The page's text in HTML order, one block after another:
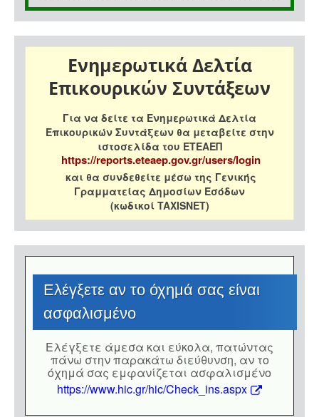
Ενημερωτικά Δελτία
Επικουρικών Συντάξεων
Για να δείτε τα Ενημερωτικά Δελτία
Επικουρικών Συντάξεων θα μεταβείτε στην
ιστοσελίδα του ΕΤΕΑΕΠ
https://reports.eteaep.gov.gr/users/login
και θα συνδεθείτε μέσω της Γενικής
Γραμματείας Δημοσίων Εσόδων
(κωδικοί TAXISNET)
Eλέγξετε αν το όχημά σας είναι
ασφαλισμένο
Eλέγξετε άμεσα και εύκολα, πατώντας
πάνω στην παρακάτω διεύθυνση, αν το
όχημά σας εμφανίζεται ασφαλισμένο
https://www.hic.gr/hic/Check_ins.aspx